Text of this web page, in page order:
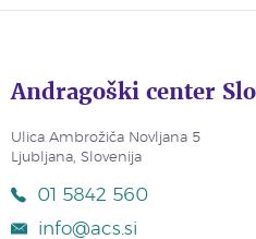
Andragoški center
Ulica Ambrožiča Novljana 5
Ljubljana, Slovenija
01 5842 560
info@acs.si